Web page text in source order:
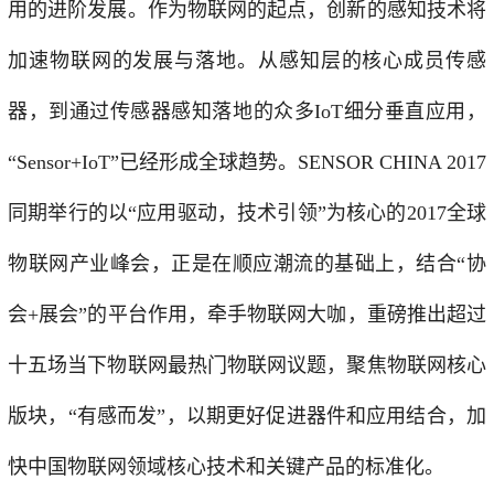
用的进阶发展。作为物联网的起点，创新的感知技术将
加速物联网的发展与落地。从感知层的核心成员传感
器，到通过传感器感知落地的众多IoT细分垂直应用，
“Sensor+IoT”已经形成全球趋势。SENSOR CHINA 2017
同期举行的以“应用驱动，技术引领”为核心的2017全球
物联网产业峰会，正是在顺应潮流的基础上，结合“协
会+展会”的平台作用，牵手物联网大咖，重磅推出超过
十五场当下物联网最热门物联网议题，聚焦物联网核心
版块，“有感而发”，以期更好促进器件和应用结合，加
快中国物联网领域核心技术和关键产品的标准化。